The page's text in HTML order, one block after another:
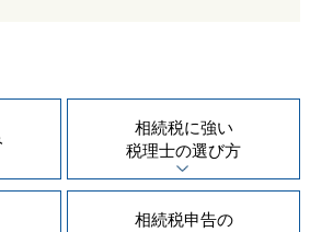
相続税に強い
税理士の選び方
相続税申告の